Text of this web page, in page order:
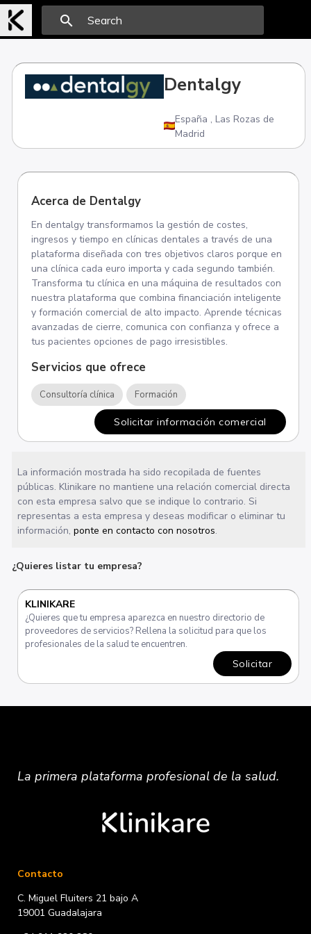
search
Dentalgy
España , Las Rozas de
Madrid
Acerca de Dentalgy
En dentalgy transformamos la gestión de costes,
ingresos y tiempo en clínicas dentales a través de una
plataforma diseñada con tres objetivos claros porque en
una clínica cada euro importa y cada segundo también.
Transforma tu clínica en una máquina de resultados con
nuestra plataforma que combina financiación inteligente
y formación comercial de alto impacto. Aprende técnicas
avanzadas de cierre, comunica con confianza y ofrece a
tus pacientes opciones de pago irresistibles.
Servicios que ofrece
Consultoría clínica Formación
Solicitar información comercial
La información mostrada ha sido recopilada de fuentes
públicas. Klinikare no mantiene una relación comercial directa
con esta empresa salvo que se indique lo contrario. Si
representas a esta empresa y deseas modificar o eliminar tu
información,ponte en contacto con nosotros.
¿Quieres listar tu empresa?
KLINIKARE
¿Quieres que tu empresa aparezca en nuestro directorio de
proveedores de servicios? Rellena la solicitud para que los
profesionales de la salud te encuentren.
Solicitar
La primera plataformaprofesionalde la salud.
Contacto
C. Miguel Fluiters 21 bajo A
19001 Guadalajara